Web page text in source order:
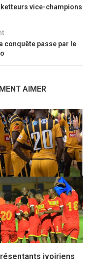
vice-champions
conquête passe par le
AIMER
ivoiriens